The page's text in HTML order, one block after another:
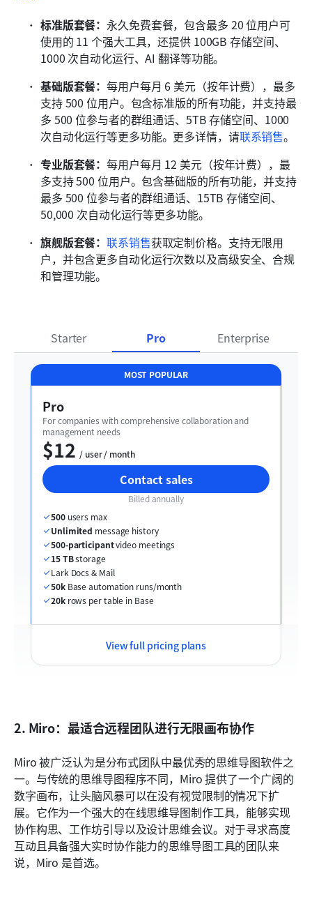
标准版套餐： 永久免费套餐，包含最多 20 位用户可
使用的 11 个强大工具，还提供 100GB 存储空间、
1000 次自动化运行、AI 翻译等功能。
基础版套餐：每用户每月 6 美元（按年计费），最多
支持 500 位用户。包含标准版的所有功能，并支持最
多 500 位参与者的群组通话、5TB 存储空间、1000
次自动化运行等更多功能。更多详情，请联系销售。
专业版套餐：每用户每月 12 美元（按年计费），最
多支持 500 位用户。包含基础版的所有功能，并支持
最多 500 位参与者的群组通话、15TB 存储空间、
50,000 次自动化运行等更多功能。
旗舰版套餐：联系销售获取定制价格。支持无限用
户，并包含更多自动化运行次数以及高级安全、合规
和管理功能。
Starter Pro Enterprise
MOST POPULAR
Pro
For companies with comprehensive collaboration and
management needs
$12
  / user / month
Contact sales
Billed annually
500 users max
Unlimited message history
500-participant video meetings
15 TB storage
Lark Docs & Mail
50k Base automation runs/month
20k rows per table in Base
View full pricing plans
2. Miro：最适合远程团队进行无限画布协作
Miro 被广泛认为是分布式团队中最优秀的思维导图软件之
一。与传统的思维导图程序不同，Miro 提供了一个广阔的
数字画布，让头脑风暴可以在没有视觉限制的情况下扩
展。它作为一个强大的在线思维导图制作工具，能够实现
协作构思、工作坊引导以及设计思维会议。对于寻求高度
互动且具备强大实时协作能力的思维导图工具的团队来
说，Miro 是首选。